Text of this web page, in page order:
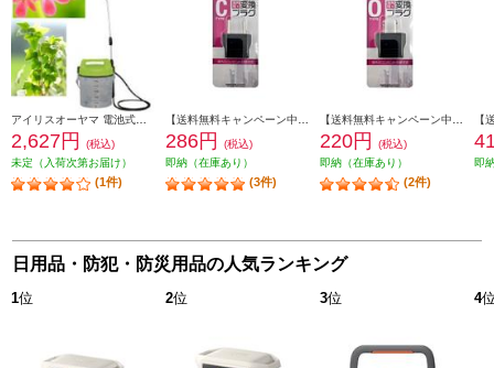
2,627円
(税込)
未定（入荷次第お届け）
(1件)
286円
(税込)
即納（在庫あり）
(3件)
220円
(税込)
即納（在庫あり）
(2件)
即
日用品・防犯・防災用品の人気ランキング
1位 2位 3位 4